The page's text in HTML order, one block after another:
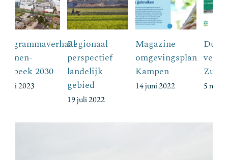
Regionaal
perspectief
landelijk
gebied
Magazine
omgevingsplan
Kampen
14 juni 2022
Duurzame
verhalen in
Zuid
5 november 2024